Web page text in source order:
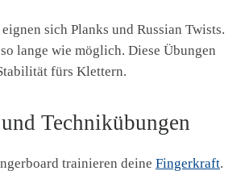
sich Planks und Russian Twists.
lange wie möglich. Diese Übungen
fürs Klettern.
Technikübungen
trainieren deine Fingerkraft.